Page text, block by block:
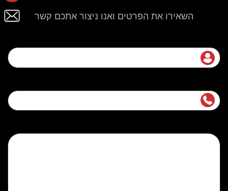
השאירו את הפרטים ואנו ניצור אתכם קשר